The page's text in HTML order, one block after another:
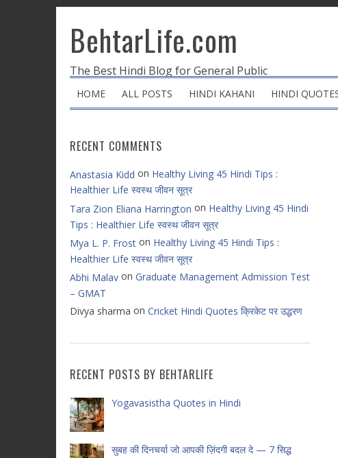
BehtarLife.com
The Best Hindi Blog for General Public
HOME ALL POSTS HINDI KAHANI HINDI
RECENT COMMENTS
Anastasia Kidd on Healthy Living 45 Hindi Tips :
Healthier Life स्वस्थ जीवन सूत्र
Tara Zion Eliana Harrington on Healthy Living 45 Hindi
Tips : Healthier Life स्वस्थ जीवन सूत्र
Mya L. P. Frost on Healthy Living 45 Hindi Tips :
Healthier Life स्वस्थ जीवन सूत्र
Abhi Malav on Graduate Management Admission Test
– GMAT
Divya sharma on Cricket Hindi Quotes क्रिकेट पर उद्धरण
RECENT POSTS BY BEHTARLIFE
Yogavasistha Quotes in Hindi
सुबह की दिनचर्या जो आपकी ज़िंदगी बदल दे — 7 सिद्ध